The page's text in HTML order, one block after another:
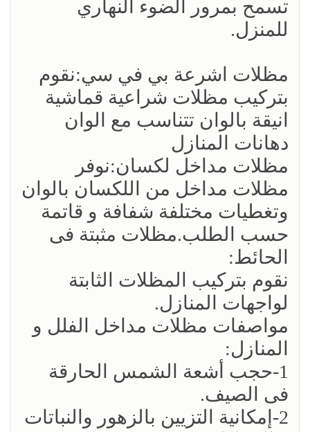
تسمح بمرور الضوء النهاري
للمنزل.
مظلات اشرعة بي في سي:نقوم
بتركيب مظلات شراعية قماشية
انيقة بالوان تتناسب مع الوان
دهانات المنازل
مظلات مداخل لكسان:نوفر
مظلات مداخل من اللكسان بالوان
وتغطيات مختلفة شفافة و قاتمة
حسب الطلب.مظلات مثبتة فى
الحائط:
نقوم بتركيب المظلات الثابتة
لواجهات المنازل.
مواصفات مظلات مداخل الفلل و
المنازل:
1-حجب أشعة الشمس الحارقة
فى الصيف.
2-إمكانية التزيين بالزهور والنباتات